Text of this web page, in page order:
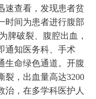
社区
速查看，发现患者贫
时间为患者进行腹部
脾破裂、腹腔出血，
通知医务科、手术
生命绿色通道。开腹
裂，出血量高达3200
治，在多学科医护人